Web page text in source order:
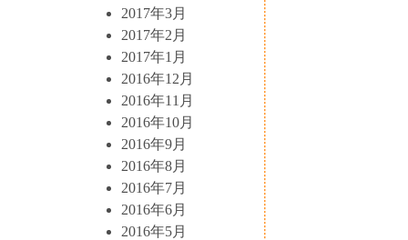
2017年3月
2017年2月
2017年1月
2016年12月
2016年11月
2016年10月
2016年9月
2016年8月
2016年7月
2016年6月
2016年5月